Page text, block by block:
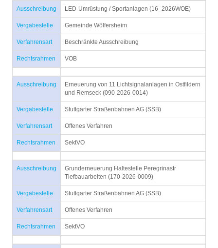
Ausschreibung LED-Umrüstung / Sportanlagen (16_2026WOE)
Vergabestelle Gemeinde Wölfersheim
Verfahrensart Beschränkte Ausschreibung
Rechtsrahmen VOB
Ausschreibung
Erneuerung von 11 Lichtsignalanlagen in Ostfildern
und Remseck (090-2026-0014)
Vergabestelle Stuttgarter Straßenbahnen AG (SSB)
Verfahrensart Offenes Verfahren
Rechtsrahmen SektVO
Ausschreibung
Grunderneuerung Haltestelle Peregrinastr
Tiefbauarbeiten (170-2026-0009)
Vergabestelle Stuttgarter Straßenbahnen AG (SSB)
Verfahrensart Offenes Verfahren
Rechtsrahmen SektVO